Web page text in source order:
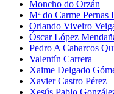
Moncho do Orzán
Mª do Carme Pernas
Orlando Viveiro
Óscar López
Pedro A Cabarcos
Valentín Carrera
Xaime Delgado
Xavier Castro Pérez